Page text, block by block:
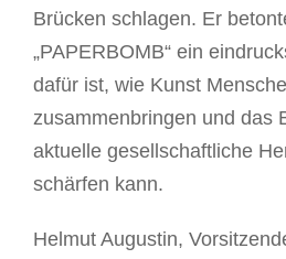
Brücken schlagen. Er
„PAPERBOMB“ ein
dafür ist, wie Kunst
zusammenbringen und das
aktuelle gesellschaftliche
schärfen kann.
Helmut Augustin,